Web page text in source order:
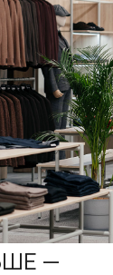
лояльности
Написать в Telegram
Группа в VK
Написать в WhatsApp
оферта